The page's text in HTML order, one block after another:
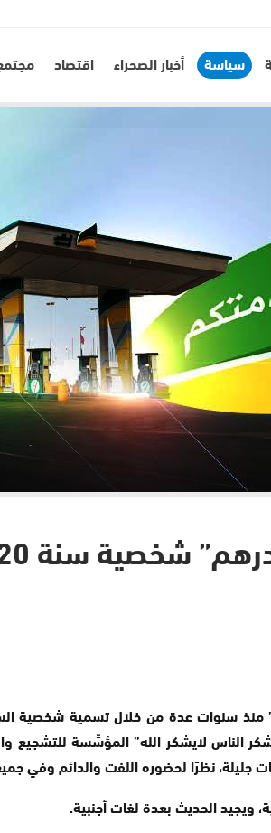
سياسة أخبار الصحراء اقتصاد
شخصية سنة 2020..
منذ سنوات عدة من خلال تسمية شخصية
الناس لايشكر الله” المؤسِّسة للتشجيع
ويجيد الحديث بعدة لغات أجنبية.